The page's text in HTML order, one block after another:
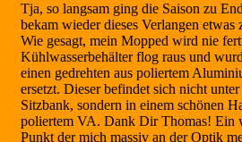
Tja, so langsam ging die Saison zu
bekam wieder dieses Verlangen etwas
Wie gesagt, mein Mopped wird nie
Kühlwasserbehälter flog raus und
einen gedrehten aus poliertem
ersetzt. Dieser befindet sich nicht unter
Sitzbank, sondern in einem schönen
poliertem VA. Dank Dir Thomas! Ein
Punkt der mich massiv an der Optik